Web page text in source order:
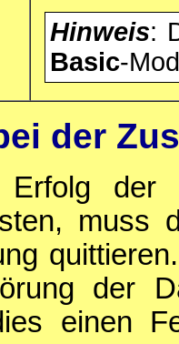
Hinweis:
Basic-
der
der
muss
der
einen